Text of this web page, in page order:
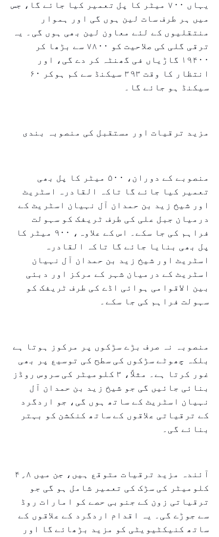
یہاں ۷۰۰ میٹر کا پل تعمیر کیا جائے گا، جس
میں ہر طرف سات لین ہوں گی اور ہموار
منتقلیوں کے لئے معاون لین بھی ہوں گی۔ یہ
ترقی گلی کی صلاحیت کو ۷۸۰۰ سے بڑھا کر
۱۹۴۰۰ گاڑیاں فی گھنٹہ کر دے گی، اور
انتظار کا وقت ۳۹۳ سیکنڈ سے کم ہوکر ۶۰
سیکنڈ ہو جائے گا۔
مزید ترقیات اور مستقبل کی منصوبہ بندی
منصوبے کے دوران، ۵۰۰ میٹر کا پل بھی
تعمیر کیا جائے گا تاکہ القادرہ اسٹریٹ
اور شیخ زید بن حمدان آل نہیان اسٹریٹ کے
درمیان جبل علی کی طرف ٹریفک کو سہولت
فراہم کی جا سکے۔ اس کے علاوہ، ۹۰۰ میٹر کا
پل بھی بنایا جائے گا تاکہ القادرہ
اسٹریٹ اور شیخ زید بن حمدان آل نہیان
اسٹریٹ کے درمیان شہر کے مرکز اور دبئی
بین الاقوامی ہوائی اڈے کی طرف ٹریفک کو
سہولت فراہم کی جا سکے۔
منصوبہ نہ صرف بڑے سڑکوں پر مرکوز ہوتا ہے
بلکہ چھوٹے سڑکوں کی سطح کی توسیع پر بھی
غور کرتا ہے۔ مثلاً، ۳ کلومیٹر کی سروس روڈز
بنائی جائیں گی جو شیخ زید بن حمدان آل
نہیان اسٹریٹ کے ساتھ ہوں گی، جو اردگرد
کے ترقیاتی علاقوں کے ساتھ کنکشن کو بہتر
بنائے گی۔
آئندہ مزید ترقیات متوقع ہیں، جن میں ۴٫۸
کلومیٹر کی سڑک کی تعمیر شامل ہو گی جو
ترقیاتی زون کے جنوبی حصے کو امارات روڈ
سے جوڑے گی۔ یہ اقدام اردگرد کے علاقوں کے
ساتھ کنیکٹیویٹی کو مزید بڑھائے گا اور